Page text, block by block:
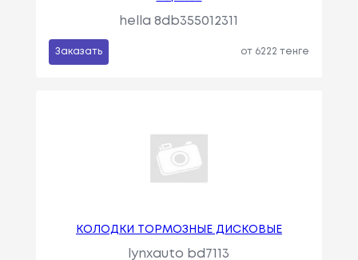
hella 8db355012311
Заказать от 6222 тенге
КОЛОДКИ ТОРМОЗНЫЕ ДИСКОВЫЕ
lynxauto bd7113